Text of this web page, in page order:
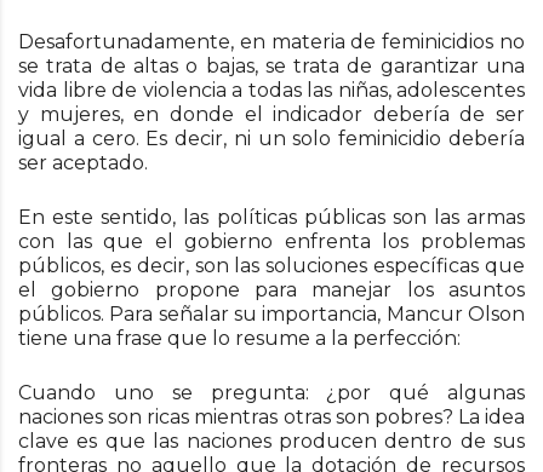
Desafortunadamente, en materia de feminicidios no
se trata de altas o bajas, se trata de garantizar una
vida libre de violencia a todas las niñas, adolescentes
y mujeres, en donde el indicador debería de ser
igual a cero. Es decir, ni un solo feminicidio debería
ser aceptado.
En este sentido, las políticas públicas son las armas
con las que el gobierno enfrenta los problemas
públicos, es decir, son las soluciones específicas que
el gobierno propone para manejar los asuntos
públicos. Para señalar su importancia, Mancur Olson
tiene una frase que lo resume a la perfección:
Cuando uno se pregunta: ¿por qué algunas
naciones son ricas mientras otras son pobres? La idea
clave es que las naciones producen dentro de sus
fronteras no aquello que la dotación de recursos